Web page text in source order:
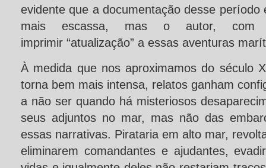
evidente que a documentação desse período
mais escassa, mas o autor, com
imprimir “atualização” a essas aventuras
À medida que nos aproximamos do século
torna bem mais intensa, relatos ganham
a não ser quando há misteriosos
seus adjuntos no mar, mas não das
essas narrativas. Pirataria em alto mar,
eliminarem comandantes e ajudantes,